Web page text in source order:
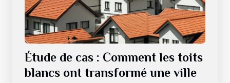
Étude de cas : Comment les toits
blancs ont transformé une ville